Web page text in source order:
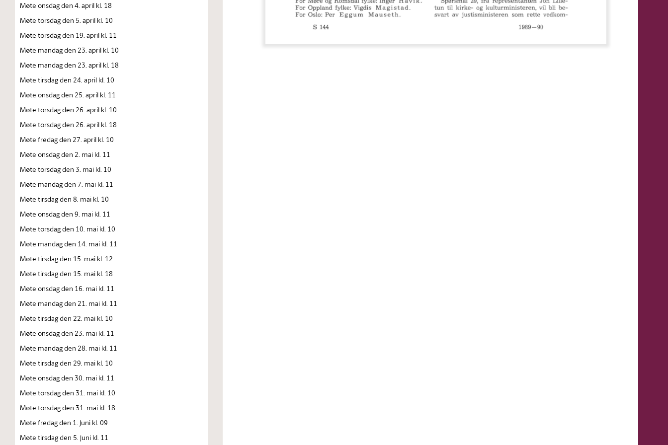
Møte onsdag den 4. april kl. 18
Møte torsdag den 5. april kl. 10
Møte torsdag den 19. april kl. 11
Møte mandag den 23. april kl. 10
Møte mandag den 23. april kl. 18
Møte tirsdag den 24. april kl. 10
Møte onsdag den 25. april kl. 11
Møte torsdag den 26. april kl. 10
Møte torsdag den 26. april kl. 18
Møte fredag den 27. april kl. 10
Møte onsdag den 2. mai kl. 11
Møte torsdag den 3. mai kl. 10
Møte mandag den 7. mai kl. 11
Møte tirsdag den 8. mai kl. 10
Møte onsdag den 9. mai kl. 11
Møte torsdag den 10. mai kl. 10
Møte mandag den 14. mai kl. 11
Møte tirsdag den 15. mai kl. 12
Møte tirsdag den 15. mai kl. 18
Møte onsdag den 16. mai kl. 11
Møte mandag den 21. mai kl. 11
Møte tirsdag den 22. mai kl. 10
Møte onsdag den 23. mai kl. 11
Møte mandag den 28. mai kl. 11
Møte tirsdag den 29. mai kl. 10
Møte onsdag den 30. mai kl. 11
Møte torsdag den 31. mai kl. 10
Møte torsdag den 31. mai kl. 18
Møte fredag den 1. juni kl. 09
Møte tirsdag den 5. juni kl. 11